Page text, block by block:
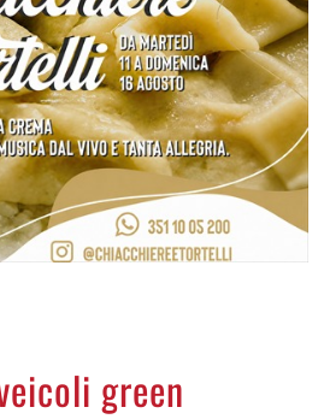
LA PIAZZA
ANIMALI
NECROLOGI
ACCEDI
green